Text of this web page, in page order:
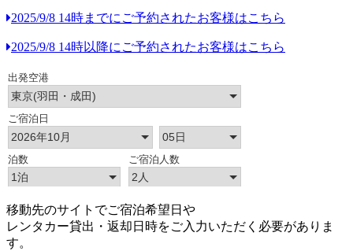
2025/9/8 14時までにご予約されたお客様はこちら
2025/9/8 14時以降にご予約されたお客様はこちら
移動先のサイトでご宿泊希望日や
レンタカー貸出・返却日時をご入力いただく必要がありま
す。